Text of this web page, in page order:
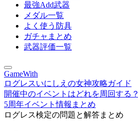
最強Add武器
メダル一覧
よく使う防具
ガチャまとめ
武器評価一覧
GameWith
ログレスいにしえの女神攻略ガイド
開催中のイベントはどれを周回する？
5周年イベント情報まとめ
ログレス検定の問題と解答まとめ